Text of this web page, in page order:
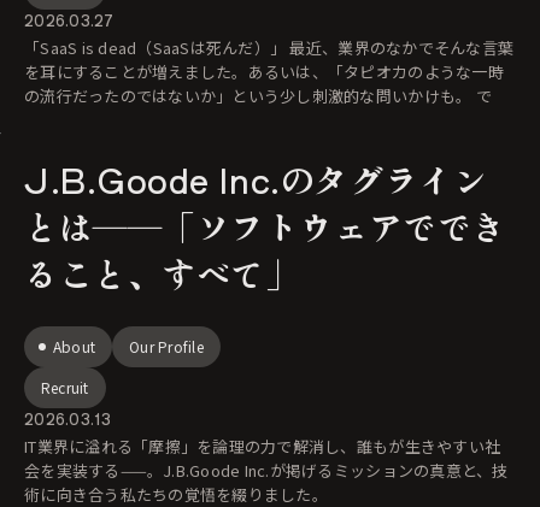
2026.03.27
「SaaS is dead（SaaSは死んだ）」 最近、業界のなかでそんな言葉
を耳にすることが増えました。あるいは、「タピオカのような一時
の流行だったのではないか」という少し刺激的な問いかけも。 で
J.B.Goode Inc.のタグライン
とは――「ソフトウェアででき
ること、すべて」
About
Our Profile
Recruit
2026.03.13
IT業界に溢れる「摩擦」を論理の力で解消し、誰もが生きやすい社
会を実装する——。J.B.Goode Inc.が掲げるミッションの真意と、技
術に向き合う私たちの覚悟を綴りました。